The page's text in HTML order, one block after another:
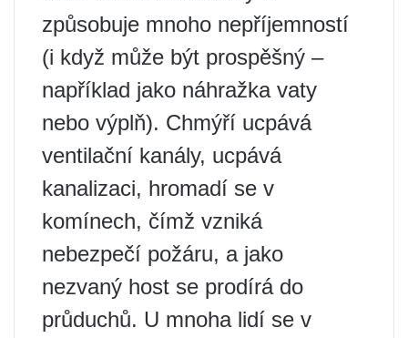
způsobuje mnoho nepříjemností
(i když může být prospěšný –
například jako náhražka vaty
nebo výplň). Chmýří ucpává
ventilační kanály, ucpává
kanalizaci, hromadí se v
komínech, čímž vzniká
nebezpečí požáru, a jako
nezvaný host se prodírá do
průduchů. U mnoha lidí se v